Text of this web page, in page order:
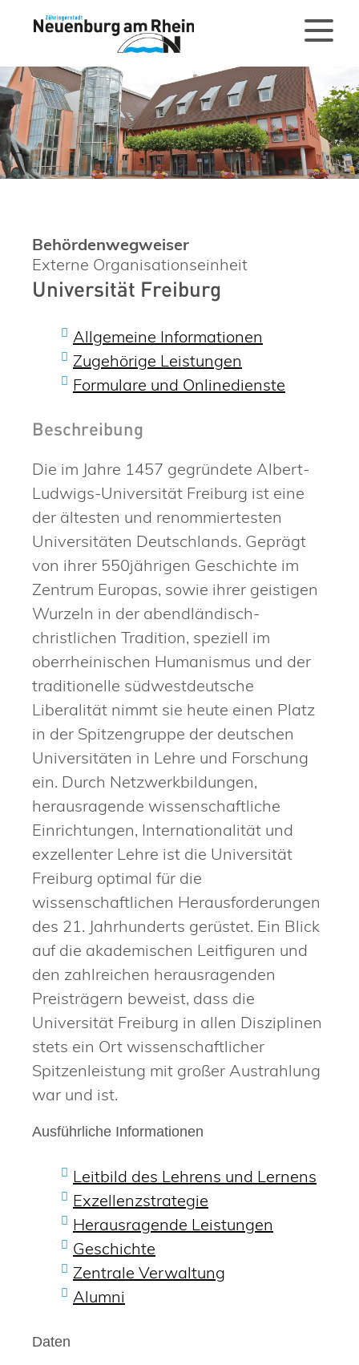
Behördenwegweiser
Externe Organisationseinheit
Universität Freiburg
Allgemeine Informationen
Zugehörige Leistungen
Formulare und Onlinedienste
Beschreibung
Die im Jahre 1457 gegründete Albert-
Ludwigs-Universität Freiburg ist eine
der ältesten und renommiertesten
Universitäten Deutschlands. Geprägt
von ihrer 550jährigen Geschichte im
Zentrum Europas, sowie ihrer geistigen
Wurzeln in der abendländisch-
christlichen Tradition, speziell im
oberrheinischen Humanismus und der
traditionelle südwestdeutsche
Liberalität nimmt sie heute einen Platz
in der Spitzengruppe der deutschen
Universitäten in Lehre und Forschung
ein. Durch Netzwerkbildungen,
herausragende wissenschaftliche
Einrichtungen, Internationalität und
exzellenter Lehre ist die Universität
Freiburg optimal für die
wissenschaftlichen Herausforderungen
des 21. Jahrhunderts gerüstet. Ein Blick
auf die akademischen Leitfiguren und
den zahlreichen herausragenden
Preisträgern beweist, dass die
Universität Freiburg in allen Disziplinen
stets ein Ort wissenschaftlicher
Spitzenleistung mit großer Austrahlung
war und ist.
Ausführliche Informationen
Leitbild des Lehrens und Lernens
Exzellenzstrategie
Herausragende Leistungen
Geschichte
Zentrale Verwaltung
Alumni
Daten